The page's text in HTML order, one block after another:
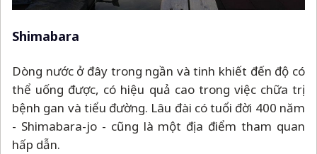
Shimabara
Dòng nước ở đây trong ngần và tinh khiết đến độ có
thể uống được, có hiệu quả cao trong việc chữa trị
bệnh gan và tiểu đường. Lâu đài có tuổi đời 400 năm
- Shimabara-jo - cũng là một địa điểm tham quan
hấp dẫn.